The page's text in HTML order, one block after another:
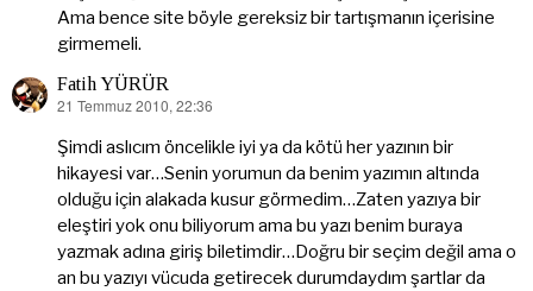
Ama bence site böyle gereksiz bir tartışmanın içerisine
girmemeli.
Fatih YÜRÜR
dedi
ki:
21 Temmuz 2010, 22:36
Şimdi aslıcım öncelikle iyi ya da kötü her yazının bir
hikayesi var…Senin yorumun da benim yazımın altında
olduğu için alakada kusur görmedim…Zaten yazıya bir
eleştiri yok onu biliyorum ama bu yazı benim buraya
yazmak adına giriş biletimdir…Doğru bir seçim değil ama o
an bu yazıyı vücuda getirecek durumdaydım şartlar da